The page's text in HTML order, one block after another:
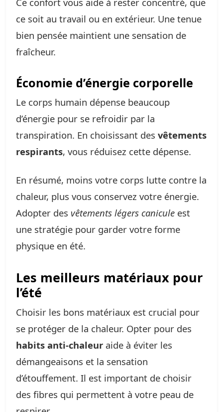
ce soit au travail ou en extérieur. Une tenue
bien pensée maintient une sensation de
fraîcheur.
Économie d’énergie corporelle
Le corps humain dépense beaucoup
d’énergie pour se refroidir par la
transpiration. En choisissant des vêtements
respirants, vous réduisez cette dépense.
En résumé, moins votre corps lutte contre la
chaleur, plus vous conservez votre énergie.
Adopter des vêtements légers canicule est
une stratégie pour garder votre forme
physique en été.
Les meilleurs matériaux pour
l’été
Choisir les bons matériaux est crucial pour
se protéger de la chaleur. Opter pour des
habits anti-chaleur aide à éviter les
démangeaisons et la sensation
d’étouffement. Il est important de choisir
des fibres qui permettent à votre peau de